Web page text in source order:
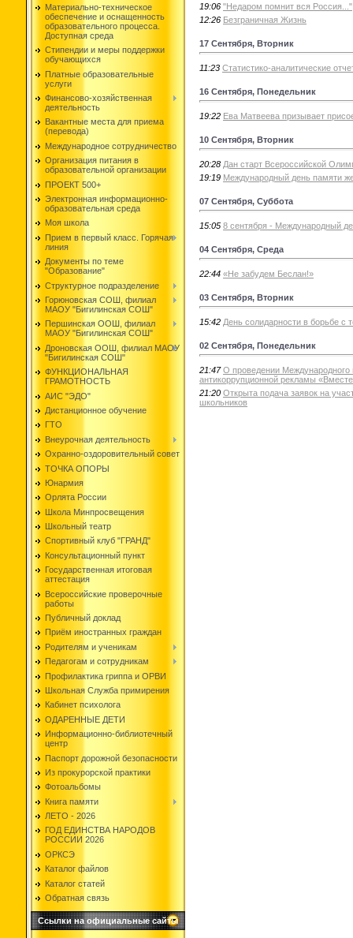
Материально-техническое
обеспечение и оснащенность
образовательного процесса.
Доступная среда
Стипендии и меры поддержки
обучающихся
Платные образовательные
услуги
Финансово-хозяйственная
деятельность
Вакантные места для приема
(перевода)
Международное сотрудничество
Организация питания в
образовательной организации
ПРОЕКТ 500+
Электронная информационно-
образовательная среда
Моя школа
Прием в первый класс. Горячая
линия
Документы по теме
"Образование"
Структурное подразделение
Горюновская СОШ, филиал
МАОУ "Бигилинская СОШ"
Першинская ООШ, филиал
МАОУ "Бигилинская СОШ"
Дроновская ООШ, филиал МАОУ
"Бигилинская СОШ"
ФУНКЦИОНАЛЬНАЯ
ГРАМОТНОСТЬ
АИС "ЭДО"
Дистанционное обучение
ГТО
Внеурочная деятельность
Охранно-оздоровительный совет
ТОЧКА ОПОРЫ
Юнармия
Орлята России
Школа Минпросвещения
Школьный театр
Спортивный клуб "ГРАНД"
Консультационный пункт
Государственная итоговая
аттестация
Всероссийские проверочные
работы
Публичный доклад
Приём иностранных граждан
Родителям и ученикам
Педагогам и сотрудникам
Профилактика гриппа и ОРВИ
Школьная Служба примирения
Кабинет психолога
ОДАРЕННЫЕ ДЕТИ
Информационно-библиотечный
центр
Паспорт дорожной безопасности
Из прокурорской практики
Фотоальбомы
Книга памяти
ЛЕТО - 2026
ГОД ЕДИНСТВА НАРОДОВ
РОССИИ 2026
ОРКСЭ
Каталог файлов
Каталог статей
Обратная связь
Ссылки на официальные сайты
19:06 "Недаром помнит вся Россия..."
12:26 Безграничная Жизнь
17 Сентября, Вторник
11:23 Статистико-аналитические
16 Сентября, Понедельник
19:22 Ева Матвеева призывает
10 Сентября, Вторник
20:28 Дан старт Всероссийской
19:19 Международный день памяти
07 Сентября, Суббота
15:05 8 сентября - Международный
04 Сентября, Среда
22:44 «Не забудем Беслан!»
03 Сентября, Вторник
15:42 День солидарности в борьбе с
02 Сентября, Понедельник
21:47 О проведении Международного
антикоррупционной рекламы
21:20 Открыта подача заявок на
школьников